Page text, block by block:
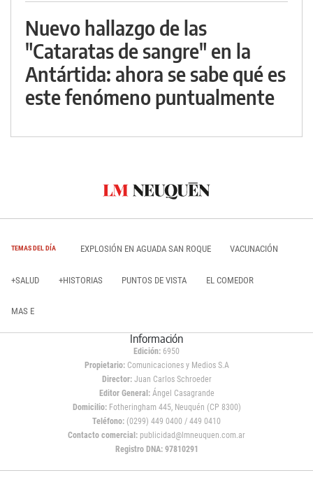
Nuevo hallazgo de las
"Cataratas de sangre" en la
Antártida: ahora se sabe qué es
este fenómeno puntualmente
TEMAS DEL DÍA EXPLOSIÓN EN AGUADA SAN ROQUE VACUNACIÓN
+SALUD +HISTORIAS PUNTOS DE VISTA EL COMEDOR
MAS E
Información
Edición: 6950
Propietario:Comunicaciones y Medios S.A
Director: Juan Carlos Schroeder
Editor General:Ángel Casagrande
Domicilio:Fotheringham 445, Neuquén (CP 8300)
Teléfono: (0299) 449 0400 / 449 0410
Contacto comercial: publicidad@lmneuquen.com.ar
Registro DNA: 97810291